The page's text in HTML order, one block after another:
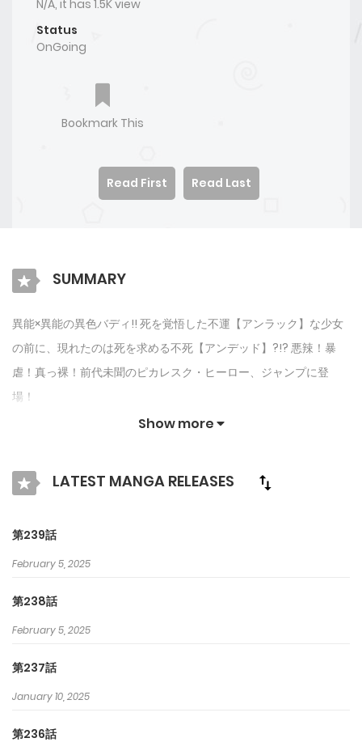
N/A, it has 1.5K view
Status
OnGoing
Bookmark This
Read First Read Last
SUMMARY
異能×異能の異色バディ!! 死を覚悟した不運【アンラック】な少女
の前に、現れたのは死を求める不死【アンデッド】?!? 悪辣！暴
虐！真っ裸！前代未聞のピカレスク・ヒーロー、ジャンプに登
場！
Show more
LATEST MANGA RELEASES
第239話
February 5, 2025
第238話
February 5, 2025
第237話
January 10, 2025
第236話